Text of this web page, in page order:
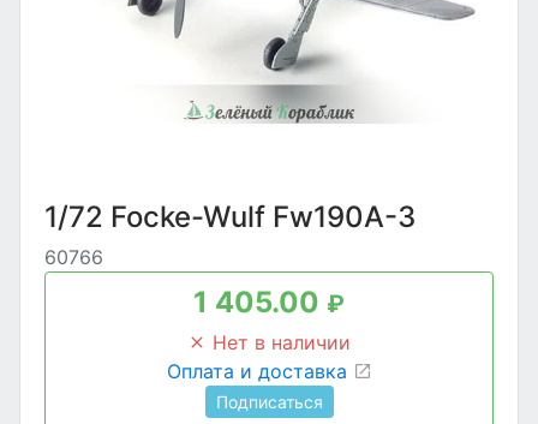
1/72 Focke-Wulf Fw190A-3
60766
1 405.00 ₽
Нет в наличии
Оплата и доставка
Подписаться